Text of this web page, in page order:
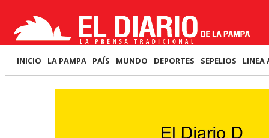
INICIO LA PAMPA PAÍS MUNDO DEPORTES SEPELIOS LINEA